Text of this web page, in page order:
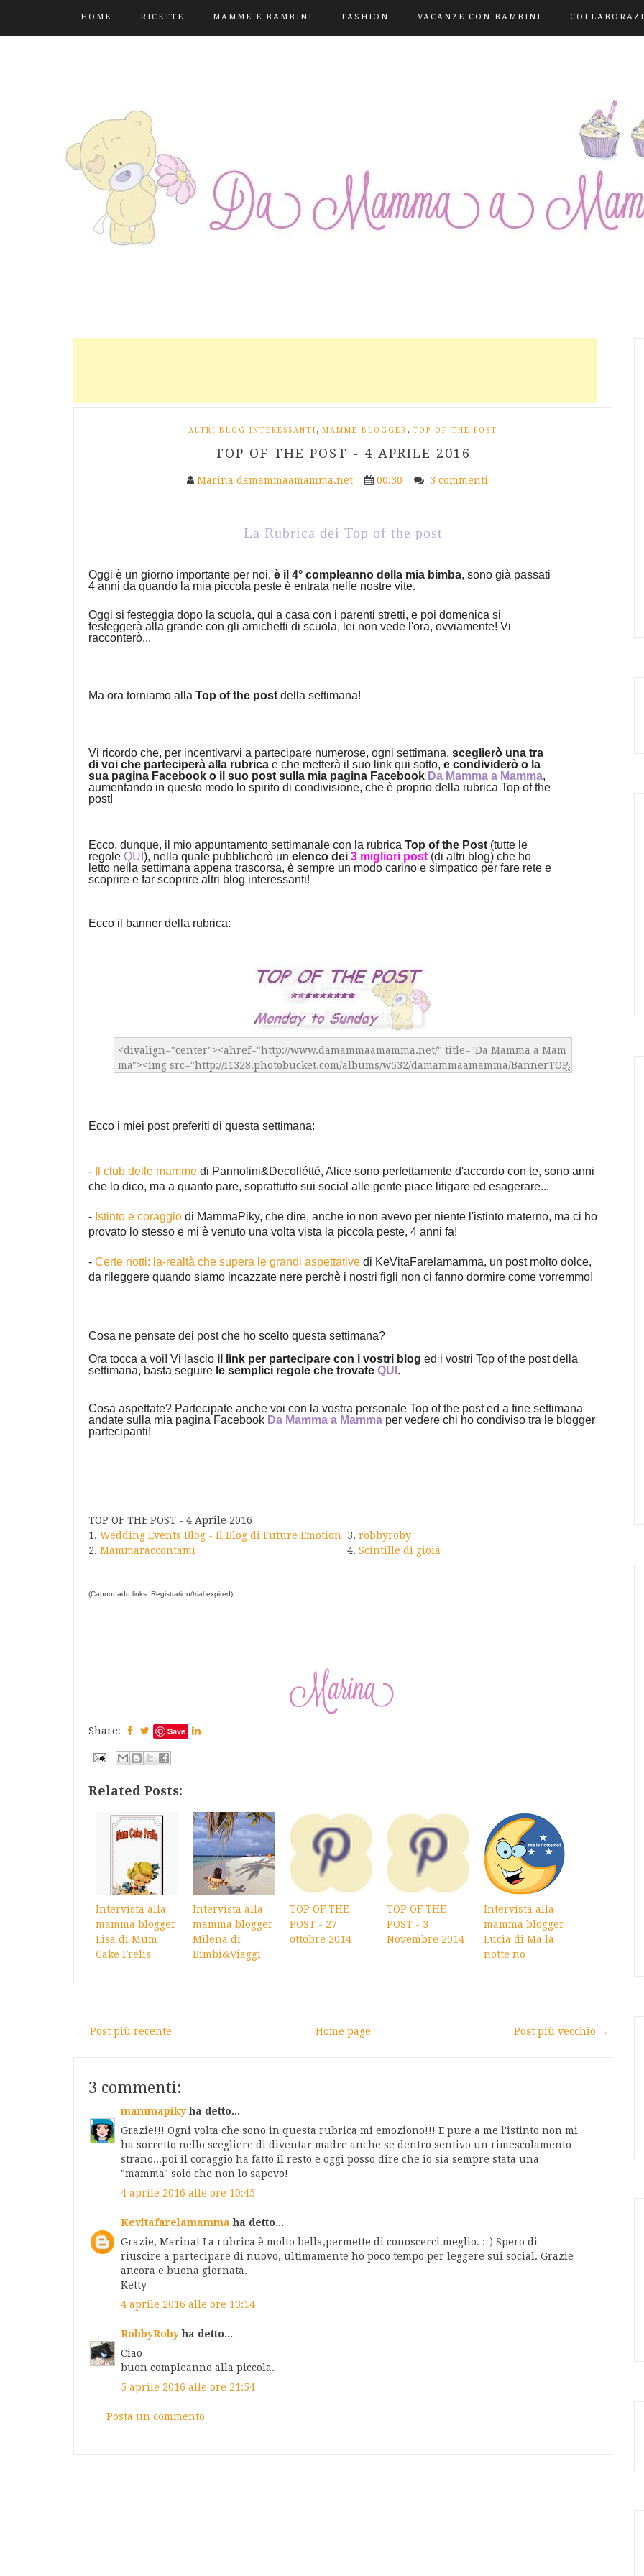
HOME RICETTE MAMME E BAMBINI FASHION VACANZE CON BAMBINI
ALTRI BLOG INTERESSANTI , MAMME BLOGGER , TOP OF THE POST
TOP OF THE POST - 4 APRILE 2016
Marina damammaamamma.net 00:30 3 commenti
La Rubrica dei Top of the post
Oggi è un giorno importante per noi, è il 4° compleanno della mia bimba, sono già passati
4 anni da quando la mia piccola peste è entrata nelle nostre vite.
Oggi si festeggia dopo la scuola, qui a casa con i parenti stretti, e poi domenica si
festeggerà alla grande con gli amichetti di scuola, lei non vede l'ora, ovviamente! Vi
racconterò...
Ma ora torniamo alla Top of the post della settimana!
Vi ricordo che, per incentivarvi a partecipare numerose, ogni settimana, sceglierò una tra
di voi che parteciperà alla rubrica e che metterà il suo link qui sotto, e condividerò o la
sua pagina Facebook o il suo post sulla mia pagina Facebook Da Mamma a Mamma,
aumentando in questo modo lo spirito di condivisione, che è proprio della rubrica Top of the
post!
Ecco, dunque, il mio appuntamento settimanale con la rubrica Top of the Post (tutte le
regole QUI ), nella quale pubblicherò un elenco dei 3 migliori post (di altri blog) che ho
letto nella settimana appena trascorsa, è sempre un modo carino e simpatico per fare rete e
scoprire e far scoprire altri blog interessanti!
Ecco il banner della rubrica:
Ecco i miei post preferiti di questa settimana:
- Il club delle mamme di Pannolini&Decollétté, Alice sono perfettamente d'accordo con te, sono anni
che lo dico, ma a quanto pare, soprattutto sui social alle gente piace litigare ed esagerare...
- Istinto e coraggio di MammaPiky, che dire, anche io non avevo per niente l'istinto materno, ma ci ho
provato lo stesso e mi è venuto una volta vista la piccola peste, 4 anni fa!
- Certe notti: la-realtà che supera le grandi aspettative di KeVitaFarelamamma, un post molto dolce,
da rileggere quando siamo incazzate nere perchè i nostri figli non ci fanno dormire come vorremmo!
Cosa ne pensate dei post che ho scelto questa settimana?
Ora tocca a voi! Vi lascio il link per partecipare con i vostri blog ed i vostri Top of the post della
settimana, basta seguire le semplici regole che trovate QUI .
Cosa aspettate? Partecipate anche voi con la vostra personale Top of the post ed a fine settimana
andate sulla mia pagina Facebook Da Mamma a Mamma per vedere chi ho condiviso tra le blogger
partecipanti!
TOP OF THE POST - 4 Aprile 2016
1. Wedding Events Blog - Il Blog di Future Emotion 3. robbyroby
2. Mammaraccontami 4. Scintille di gioia
(Cannot add links: Registration/trial expired)
Share: Save
Related Posts:
Intervista alla
mamma blogger
Lisa di Mum
Cake Frelis
Intervista alla
mamma blogger
Milena di
Bimbi&Viaggi
TOP OF THE
POST - 27
ottobre 2014
TOP OF THE
POST - 3
Novembre 2014
Intervista alla
mamma blogger
Lucia di Ma la
notte no
← Post più recente Post più vecchio →
Home page
3 commenti:
mammapikyha detto...
Grazie!!! Ogni volta che sono in questa rubrica mi emoziono!!! E pure a me l'istinto non mi
ha sorretto nello scegliere di diventar madre anche se dentro sentivo un rimescolamento
strano...poi il coraggio ha fatto il resto e oggi posso dire che io sia sempre stata una
"mamma" solo che non lo sapevo!
4 aprile 2016 alle ore 10:45
Kevitafarelamamma ha detto...
Grazie, Marina! La rubrica è molto bella,permette di conoscerci meglio. :-) Spero di
riuscire a partecipare di nuovo, ultimamente ho poco tempo per leggere sui social. Grazie
ancora e buona giornata.
Ketty
4 aprile 2016 alle ore 13:14
RobbyRobyha detto...
Ciao
buon compleanno alla piccola.
5 aprile 2016 alle ore 21:54
Posta un commento